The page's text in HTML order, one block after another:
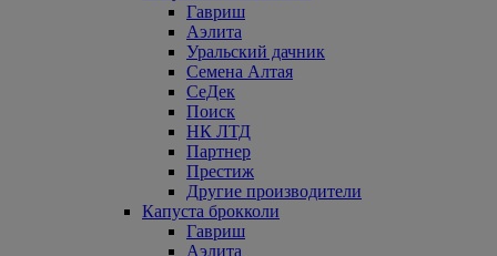
Гавриш
Аэлита
Уральский дачник
Семена Алтая
СеДек
Поиск
НК ЛТД
Партнер
Престиж
Другие производители
Капуста брокколи
Гавриш
Аэлита